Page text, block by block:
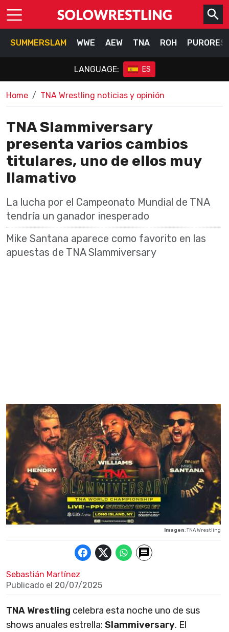
SUMMERSLAM WWE AEW TNA ROH
LANGUAGE: ES
Home TNA Wrestling noticias y opinión
TNA Slammiversary
presenta varios cambios
titulares, uno de ellos muy
llamativo
La lucha por el Campeonato Mundial de TNA
tendría un ganador inesperado
Mike Santana aparece como favorito en las
apuestas de TNA Slammiversary
Imagen: TNA Wrestling
Sebastián Martínez
Publicado el 20/07/2025
TNA Wrestling celebra esta noche uno de sus
shows anuales estrella: Slammiversary. El